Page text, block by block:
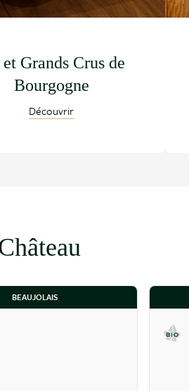
et Grands Crus de
Bourgogne
Découvrir
BEAUJOLAIS